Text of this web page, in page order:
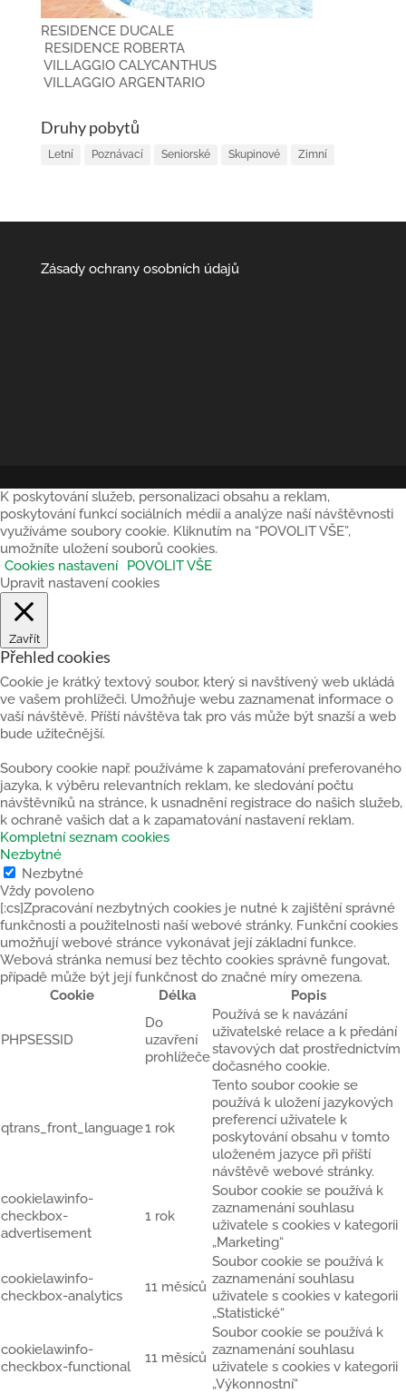
RESIDENCE DUCALE
RESIDENCE ROBERTA
VILLAGGIO CALYCANTHUS
VILLAGGIO ARGENTARIO
Druhy pobytů
Letní Poznávací Seniorské Skupinové Zimní
Zásady ochrany osobních údajů
K poskytování služeb, personalizaci obsahu a reklam,
poskytování funkcí sociálních médií a analýze naší návštěvnosti
využíváme soubory cookie. Kliknutím na “POVOLIT VŠE”,
umožníte uložení souborů cookies.
Cookies nastavení
POVOLIT VŠE
Upravit nastavení cookies
Zavřít
Přehled cookies
Cookie je krátký textový soubor, který si navštívený web ukládá
ve vašem prohlížeči. Umožňuje webu zaznamenat informace o
vaší návštěvě. Příští návštěva tak pro vás může být snazší a web
bude užitečnější.
Soubory cookie např. používáme k zapamatování preferovaného
jazyka, k výběru relevantních reklam, ke sledování počtu
návštěvníků na stránce, k usnadnění registrace do našich služeb,
k ochraně vašich dat a k zapamatování nastavení reklam.
Kompletní seznam cookies
Nezbytné
Nezbytné
Vždy povoleno
[:cs]Zpracování nezbytných cookies je nutné k zajištění správné
funkčnosti a použitelnosti naší webové stránky. Funkční cookies
umožňují webové stránce vykonávat její základní funkce.
Webová stránka nemusí bez těchto cookies správně fungovat,
případě může být její funkčnost do značné míry omezena.
Cookie
Délka Popis
PHPSESSID
Do
uzavření
prohlížeče
Používá se k navázání
uživatelské relace a k předání
stavových dat prostřednictvím
dočasného cookie.
qtrans_front_language1 rok
Tento soubor cookie se
používá k uložení jazykových
preferencí uživatele k
poskytování obsahu v tomto
uloženém jazyce při příští
návštěvě webové stránky.
cookielawinfo-
checkbox-
advertisement
1 rok
Soubor cookie se používá k
zaznamenání souhlasu
uživatele s cookies v kategorii
„Marketing“
cookielawinfo-
checkbox-analytics
11 měsíců
Soubor cookie se používá k
zaznamenání souhlasu
uživatele s cookies v kategorii
„Statistické“
cookielawinfo-
checkbox-functional
11 měsíců
Soubor cookie se používá k
zaznamenání souhlasu
uživatele s cookies v kategorii
„Výkonnostní“